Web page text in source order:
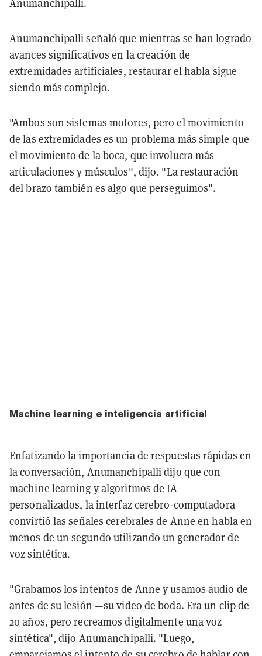
Anumanchipalli.
Anumanchipalli señaló que mientras se han logrado
avances significativos en la creación de
extremidades artificiales, restaurar el habla sigue
siendo más complejo.
"Ambos son sistemas motores, pero el movimiento
de las extremidades es un problema más simple que
el movimiento de la boca, que involucra más
articulaciones y músculos", dijo. "La restauración
del brazo también es algo que perseguimos".
Machine learning e inteligencia artificial
Enfatizando la importancia de respuestas rápidas en
la conversación, Anumanchipalli dijo que con
machine learning y algoritmos de IA
personalizados, la interfaz cerebro-computadora
convirtió las señales cerebrales de Anne en habla en
menos de un segundo utilizando un generador de
voz sintética.
"Grabamos los intentos de Anne y usamos audio de
antes de su lesión —su video de boda. Era un clip de
20 años, pero recreamos digitalmente una voz
sintética", dijo Anumanchipalli. "Luego,